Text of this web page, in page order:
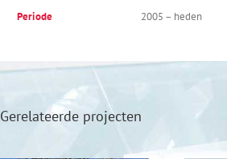
Periode
2005 – heden
Gerelateerde projecten